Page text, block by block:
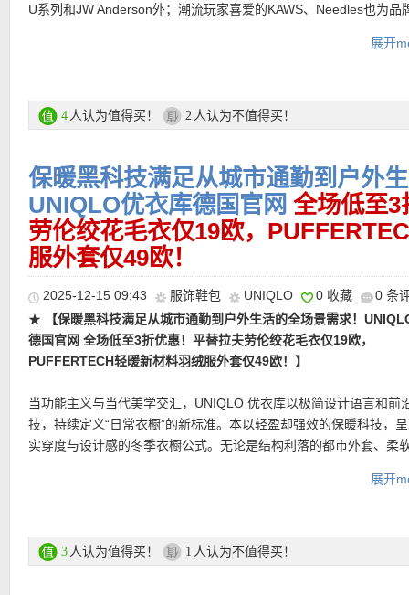
★【UNIQLO Oxford Boxy短款条纹衬衫 多色可选，限时特价仅
既有学院感的清爽，也有都市日常的轻松。短款箱型廓形让传统牛
织设计，细节简约耐看，轻松打造日常休闲或通勤造型。轻盈舒适
季节穿着。宽松廓形，修饰身形，秋冬叠穿穿着不拘束。
直达链接在此
U系列和JW Anderson外；潮流玩家喜爱的KAWS、Needles也为品
运费：德国境内每单3.95欧起，满80欧包邮！
热门明星单品推荐
★【UNIQLO x JW ANDERSON联名款卢昱晓同款灯芯绒棉服 3
特价仅89欧！】蛮有特色的双领棉服，格纹兜帽的设计幻视巴宝莉
上加入可拆式格纹帽，实用又带点学院气息。高性能保暖填充，轻
暖。表层自带防泼水涂层，小雨天气无压力。通勤、郊游还是街拍
定温度与时髦度！
展开
4 人认为值得买！ 2 人认为不值得买！
保暖黑科技满足从城市通勤到户外
UNIQLO优衣库德国官网 全场低至3
劳伦绞花毛衣仅19欧，
服外套仅49欧！
2025-12-15 09:43 服饰鞋包 UNIQLO 0 收藏
0 条
★
【保暖黑科技满足从城市通勤到户外生活的全场景需求！
德国官网 全场低至3折优惠！平替拉夫劳伦绞花毛衣仅19欧，
PUFFERTECH轻暖新材料羽绒服外套仅49欧！】
当功能主义与当代美学交汇，UNIQLO 优衣库以极简设计语言和前
技，持续定义“日常衣橱”的新标准。本以轻盈却强效的保暖科技，
实穿度与设计感的冬季衣橱公式。无论是结构利落的都市外套、柔
以科技织物重新定义温度与舒适的平衡。自己升级一套能陪伴整个
UNIQLO 优衣库活动专场链接在此
展开
3 人认为值得买！ 1 人认为不值得买！